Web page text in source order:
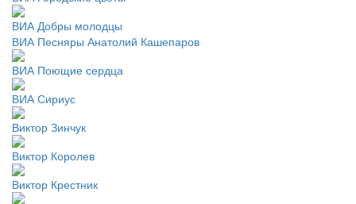
ВИА Добры молодцы
ВИА Песняры Анатолий Кашепаров
ВИА Поющие сердца
ВИА Сириус
Виктор Зинчук
Виктор Королев
Виктор Крестник